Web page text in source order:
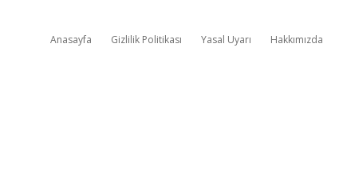
Anasayfa Gizlilik Politikası Yasal Uyarı Hakkımızda